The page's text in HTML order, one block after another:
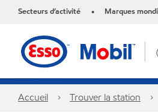
Secteurs d’activité • Marques
Accueil Trouver la station